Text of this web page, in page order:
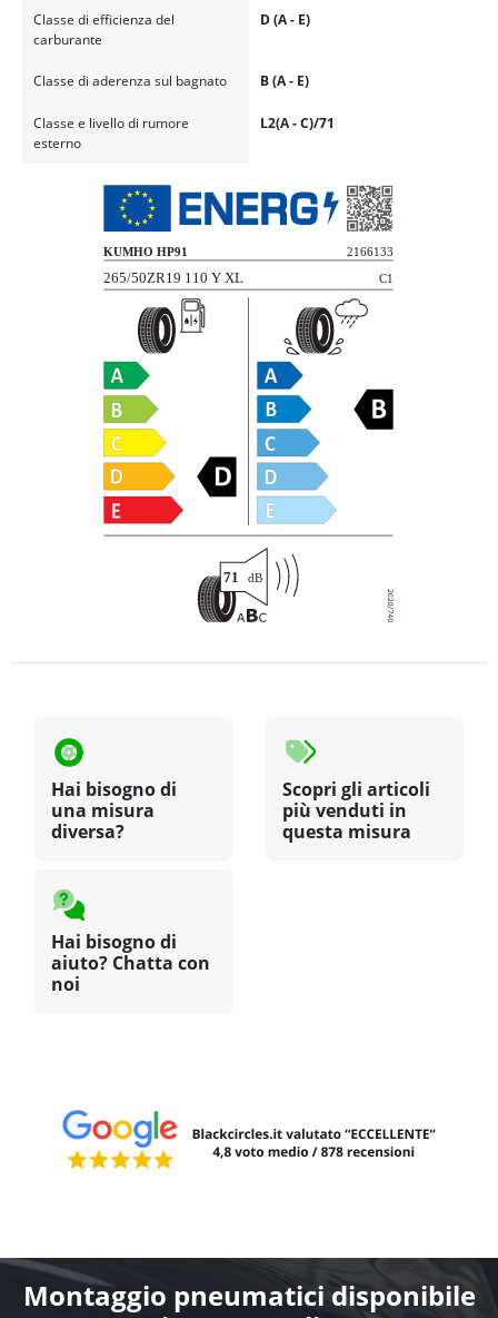
Classe di efficienza del
carburante
D (A - E)
Classe di aderenza sul bagnato B (A - E)
Classe e livello di rumore
esterno
L2(A - C)/71
Hai bisogno di
una misura
diversa?
Scopri gli articoli
più venduti in
questa misura
Hai bisogno di
aiuto? Chatta con
noi
Montaggio pneumatici disponibile